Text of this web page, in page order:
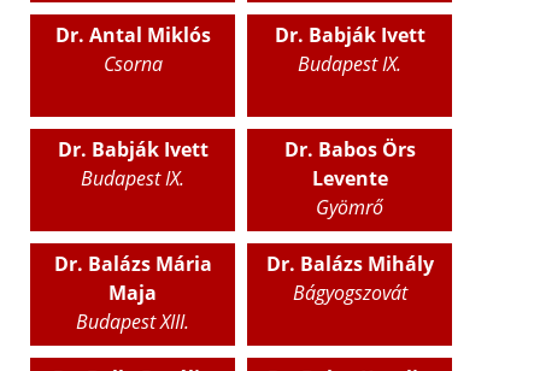
Dr. Antal Miklós
Csorna
Dr. Babják Ivett
Budapest IX.
Dr. Babják Ivett
Budapest IX.
Dr. Babos Örs
Levente
Gyömrő
Dr. Balázs Mária
Maja
Budapest XIII.
Dr. Balázs Mihály
Bágyogszovát